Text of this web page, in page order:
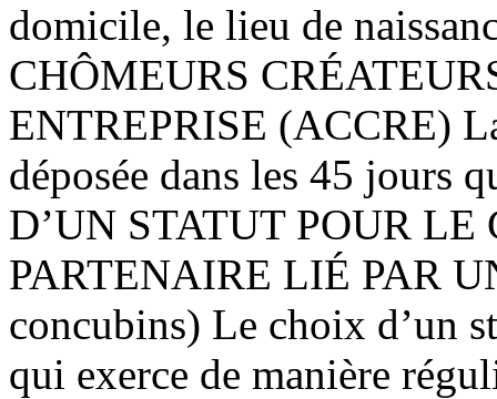
domicile, le lieu de
CHÔMEURS
ENTREPRISE (ACCRE)
déposée dans les 45 jours
D’UN STATUT POUR
PARTENAIRE LIÉ PAR
concubins) Le choix d’un
qui exerce de manière